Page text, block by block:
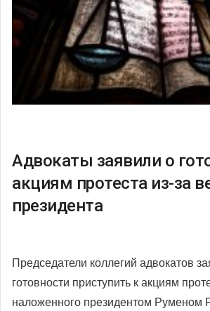
Адвокаты заявили о
акциям протеста из-за
президента
Председатели коллегий адвокатов
готовности приступить к акциям
наложенного президентом Руменом